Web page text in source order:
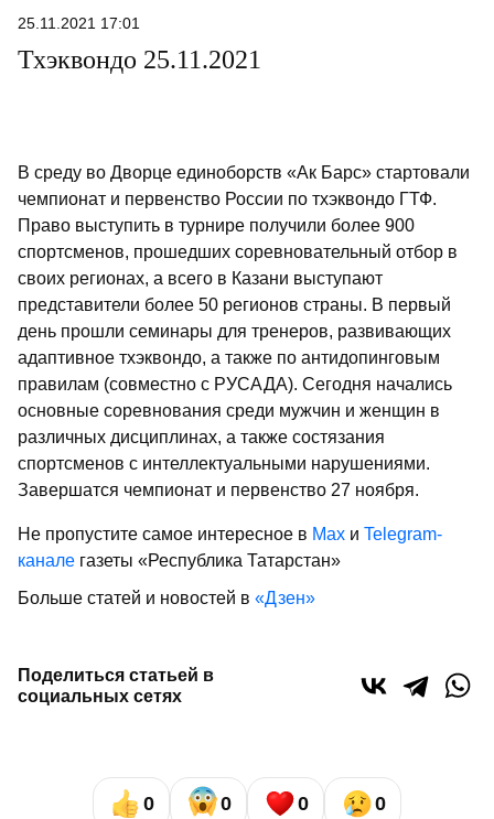
25.11.2021 17:01
Тхэквондо 25.11.2021
В среду во Дворце единоборств «Ак Барс» стартовали
чемпионат и первенство России по тхэквондо ГТФ.
Право выступить в турнире получили более 900
спортсменов, прошедших соревновательный отбор в
своих регионах, а всего в Казани выступают
представители более 50 регионов страны. В первый
день прошли семинары для тренеров, развивающих
адаптивное тхэквондо, а также по антидопинговым
правилам (совместно с РУСАДА). Сегодня начались
основные соревнования среди мужчин и женщин в
различных дисциплинах, а также состязания
спортсменов с интеллектуальными нарушениями.
Завершатся чемпионат и первенство 27 ноября.
Не пропустите самое интересное в Max и Telegram-
канале газеты «Республика Татарстан»
Больше статей и новостей в «Дзен»
Поделиться статьей в
социальных сетях
0 0 0 0